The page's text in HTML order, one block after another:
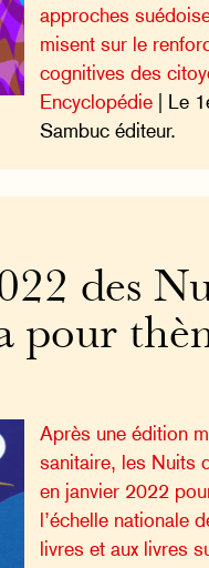
approches
misent sur le
cognitives des
Encyclopédie| Le
Sambuc éditeur.
des
pour
Après une édition
sanitaire, les Nuits
en janvier 2022
l’échelle nationale
livres et aux livres